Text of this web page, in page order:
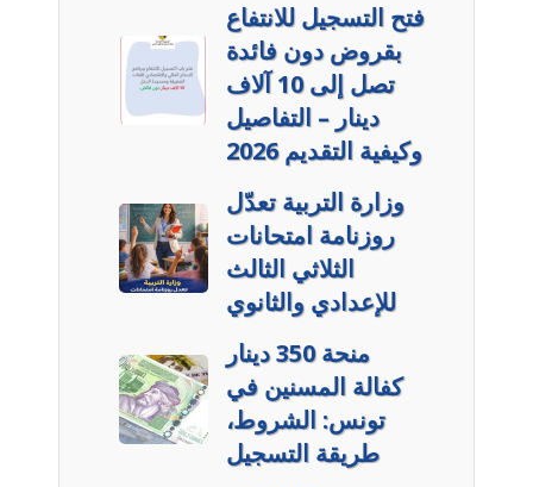
فتح التسجيل للانتفاع
بقروض دون فائدة
تصل إلى 10 آلاف
دينار – التفاصيل
وكيفية التقديم 2026
وزارة التربية تعدّل
روزنامة امتحانات
الثلاثي الثالث
للإعدادي والثانوي
منحة 350 دينار
كفالة المسنين في
تونس: الشروط،
طريقة التسجيل